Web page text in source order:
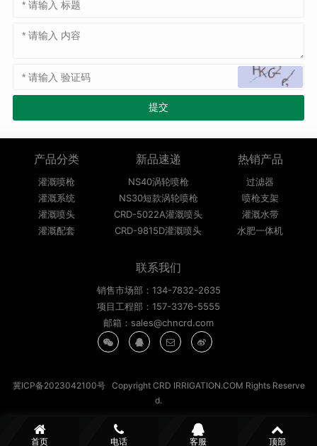
产品分类
灌溉喷枪
灌溉系统
灌溉喷头
灌溉配套
新品速递
NS40涡轮喷枪
NS30短款涡轮喷枪
CRD-5022A灌溉喷头
CRD-9815D灌溉喷头
热销产品
过滤器
喷枪支架
灌溉水带
水肥一体机
联系我们
销售市场部：134-7832-2635
项目工程部：157-3376-5555
邮箱：sales@chncrd.com
冀ICP备2023042100号Copyright CRD IRRIGATION.COM Rights Reserve
d.
首页 电话 客服 顶部